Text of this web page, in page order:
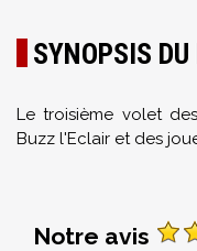
SYNOPSIS
Le troisième volet
Buzz l'Eclair et des
Notre avis